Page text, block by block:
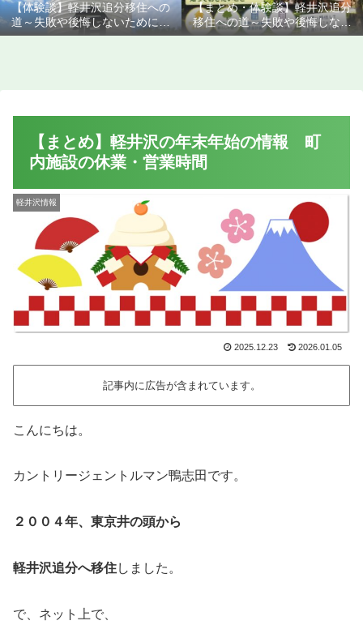
【体験談】軽井沢追分移住への
道～失敗や後悔しないために知
っておきたいこと
【まとめ・体験談】軽井沢追分
移住への道～失敗や後悔しない
ために知っておきたいこと
【まとめ】軽井沢の年末年始の情報 町
内施設の休業・営業時間
軽井沢情報
2025.12.23 2026.01.05
記事内に広告が含まれています。
こんにちは。
カントリージェントルマン鴨志田です。
２００４年、東京井の頭から
軽井沢追分へ移住しました。
で、ネット上で、